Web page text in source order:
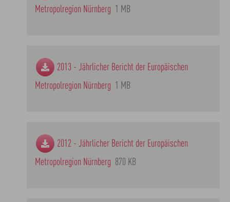
Metropolregion Nürnberg 1 MB
2013 - Jährlicher Bericht der Europäischen
Metropolregion Nürnberg 1 MB
2012 - Jährlicher Bericht der Europäischen
Metropolregion Nürnberg 870 KB